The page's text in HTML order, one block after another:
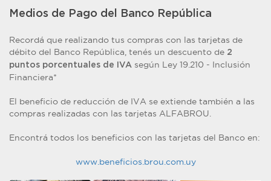
Medios de Pago del Banco República
Recordá que realizando tus compras con las tarjetas de
débito del Banco República, tenés un descuento de 2
puntos porcentuales de IVA según Ley 19.210 - Inclusión
Financiera*
El beneficio de reducción de IVA se extiende también a las
compras realizadas con las tarjetas ALFABROU.
Encontrá todos los beneficios con las tarjetas del Banco en:
www.beneficios.brou.com.uy